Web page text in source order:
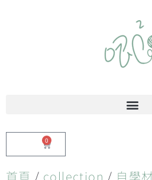
0
首頁 / collection / 自學